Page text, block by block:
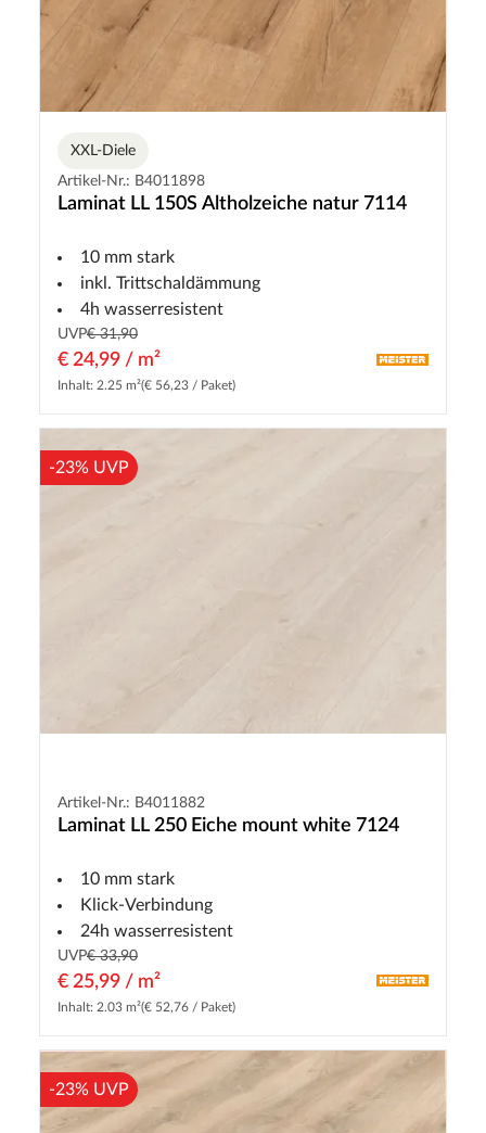
XXL-Diele
Artikel-Nr.: B4011898
Laminat LL 150S Altholzeiche natur 7114
10 mm stark
inkl. Trittschaldämmung
4h wasserresistent
UVP€ 31,90
€ 24,99 / m²
Inhalt: 2.25 m²(€ 56,23 / Paket)
-23% UVP
Artikel-Nr.: B4011882
Laminat LL 250 Eiche mount white 7124
10 mm stark
Klick-Verbindung
24h wasserresistent
UVP€ 33,90
€ 25,99 / m²
Inhalt: 2.03 m²(€ 52,76 / Paket)
-23% UVP